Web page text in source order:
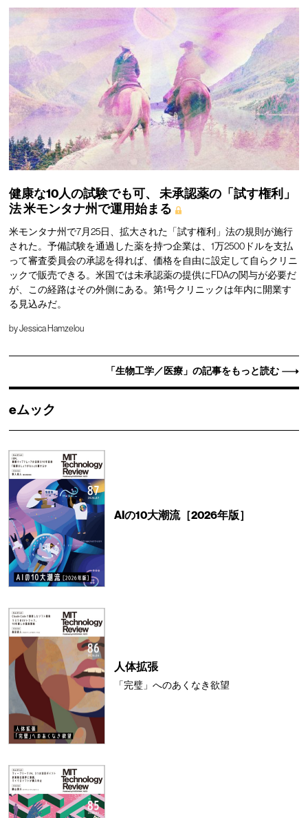
健康な10人の試験でも可、
未承認薬の「試す権利」
法米モンタナ州で運用始まる
米モンタナ州で7月25日、拡大された「試す権利」法の規則が施行
された。予備試験を通過した薬を持つ企業は、1万2500ドルを支払
って審査委員会の承認を得れば、価格を自由に設定して自らクリニ
ックで販売できる。米国では未承認薬の提供にFDAの関与が必要だ
が、この経路はその外側にある。第1号クリニックは年内に開業す
る見込みだ。
byJessica Hamzelou
「生物工学／医療」の記事をもっと読む
eムック
AIの10大潮流［2026年版］
人体拡張
「完璧」へのあくなき欲望